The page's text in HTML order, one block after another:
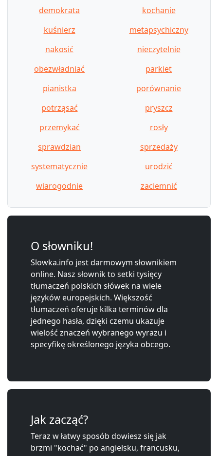
demokrata
kochanie
kuśnierz
metapsychiczny
nakosić
nieczytelnie
obezwładniać
parkiet
pianistka
porównanie
potrząsać
pryszcz
przemykać
rosły
sprawdzian
sprzedaży
systematycznie
urodzić
wiarogodnie
zaciemnić
O słowniku!
Slowka.info jest darmowym słownikiem
online. Nasz słownik to setki tysięcy
tłumaczeń polskich słówek na wiele
języków europejskich. Większość
tłumaczeń oferuje kilka terminów dla
jednego hasła, dzięki czemu ukazuje
wielość znaczeń wybranego wyrazu i
specyfikę określonego języka obcego.
Jak zacząć?
Teraz w łatwy sposób dowiesz się jak
brzmi "kochać" po angielsku, francusku,